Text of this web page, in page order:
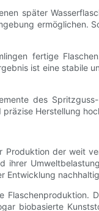
später
ermöglichen.
fertige
ist eine stabile
des
Herstellung
der weit
biobasierte